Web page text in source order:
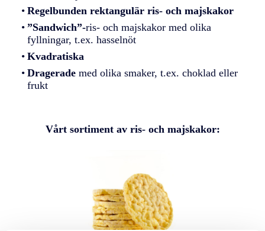
Regelbunden rektangulär ris- och majskakor
”Sandwich”-ris- och majskakor med olika
fyllningar, t.ex. hasselnöt
Kvadratiska
Dragerademed olika smaker, t.ex. choklad eller
frukt
Vårt sortiment av ris- och majskakor: